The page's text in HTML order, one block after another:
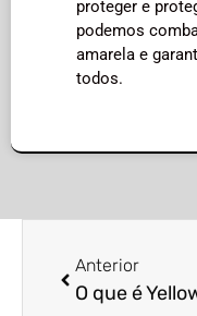
proteger e
podemos
amarela e
todos.
Anterior